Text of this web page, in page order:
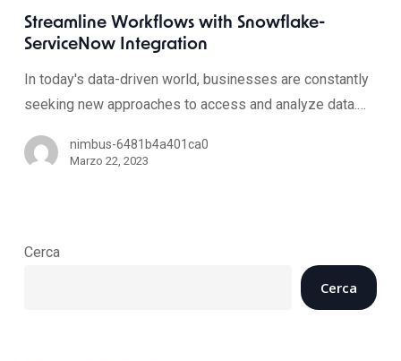
Streamline Workflows with Snowflake-
ServiceNow Integration
In today's data-driven world, businesses are constantly
seeking new approaches to access and analyze data.…
nimbus-6481b4a401ca0
Marzo 22, 2023
Cerca
Cerca